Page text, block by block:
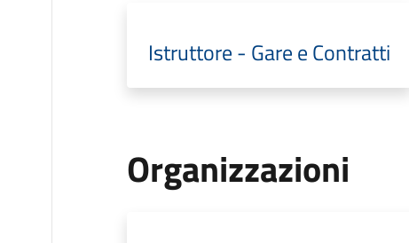
Istruttore - Gare e Contratti
Organizzazioni